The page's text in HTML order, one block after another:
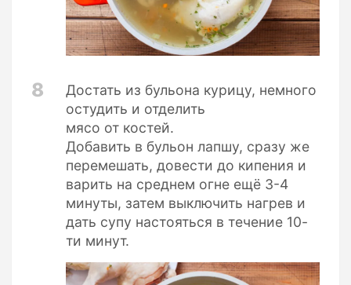
8
Достать из бульона курицу, немного
остудить и отделить
мясо от костей.
Добавить в бульон лапшу, сразу же
перемешать, довести до кипения и
варить на среднем огне ещё 3-4
минуты, затем выключить нагрев и
дать супу настояться в течение 10-
ти минут.